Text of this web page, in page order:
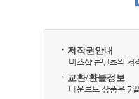
ㆍ저작권안내
비즈샵 콘텐츠의 저
ㆍ교환/환불정보
다운로드 상품은 7